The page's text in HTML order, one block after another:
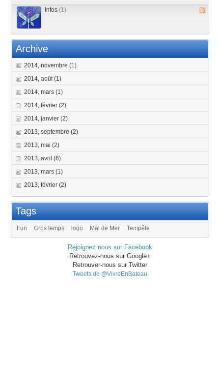
Infos (1)
Archive
2014, novembre(1)
2014, août(1)
2014, mars(1)
2014, février(2)
2014, janvier(2)
2013, septembre(2)
2013, mai(2)
2013, avril(6)
2013, mars(1)
2013, février(2)
Tags
Fun Gros temps logo Mal de Mer Tempête
Rejoignez nous sur Facebook
Retrouvez-nous sur Google+
Retrouver-nous sur Twitter
Tweets de @VivreEnBateau